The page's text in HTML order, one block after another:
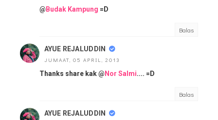
@ Budak Kampung =D
Balas
AYUE REJALUDDIN
JUMAAT, 05 APRIL, 2013
Thanks share kak @ Nor Salmi.... =D
Balas
AYUE REJALUDDIN